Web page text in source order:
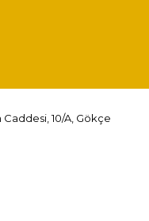
Caddesi, 10/A, Gökçe